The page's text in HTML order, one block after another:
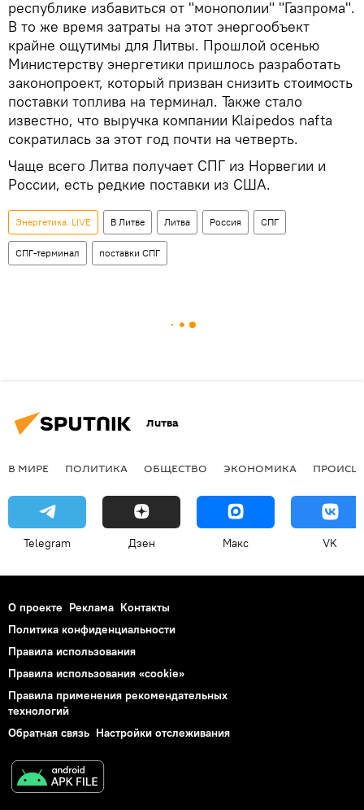
республике избавиться от "монополии" "Газпрома".
В то же время затраты на этот энергообъект
крайне ощутимы для Литвы. Прошлой осенью
Министерству энергетики пришлось разработать
законопроект, который призван снизить стоимость
поставки топлива на терминал. Также стало
известно, что выручка компании Klaipedos nafta
сократилась за этот год почти на четверть.
Чаще всего Литва получает СПГ из Норвегии и
России, есть редкие поставки из США.
Энергетика. LIVE В Литве Литва Россия СПГ
СПГ-терминал поставки СПГ
Литва
В МИРЕ ПОЛИТИКА ОБЩЕСТВО ЭКОНОМИКА
Telegram Дзен Макс VK
О проекте Реклама Контакты
Политика конфиденциальности
Правила использования
Правила использования «cookie»
Правила применения рекомендательных
технологий
Обратная связь Настройки отслеживания